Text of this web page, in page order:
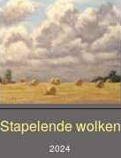
Stapelende wolken
2024